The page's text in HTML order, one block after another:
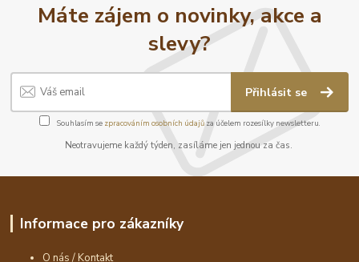
Máte zájem o novinky, akce a
slevy?
Přihlásit se
Souhlasím se zpracováním osobních údajůza účelem rozesílky newsletteru.
Neotravujeme každý týden, zasíláme jen jednou za čas.
Informace pro zákazníky
O nás / Kontakt